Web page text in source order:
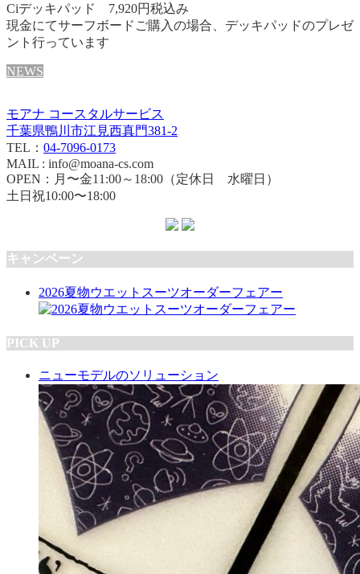
Ciデッキパッド 7,920円税込み
現金にてサーフボードご購入の場合、デッキパッドのプレゼ
ント行っています
NEWS
モアナ コースタルサービス
千葉県鴨川市江見西真門381-2
TEL： 04-7096-0173
MAIL : info@moana-cs.com
OPEN：月〜金11:00～18:00（定休日 水曜日）
土日祝10:00〜18:00
キャンペーン
2026夏物ウエットスーツオーダーフェアー
PICK UP
ニューモデルのソリューション